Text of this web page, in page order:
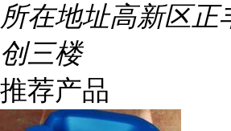
所在地址高新区正
创三楼
推荐产品